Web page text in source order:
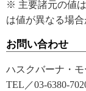
※ 主要諸元の値
は値が異なる場合
お問い合わせ
ハスクバーナ・
TEL／03-6380-